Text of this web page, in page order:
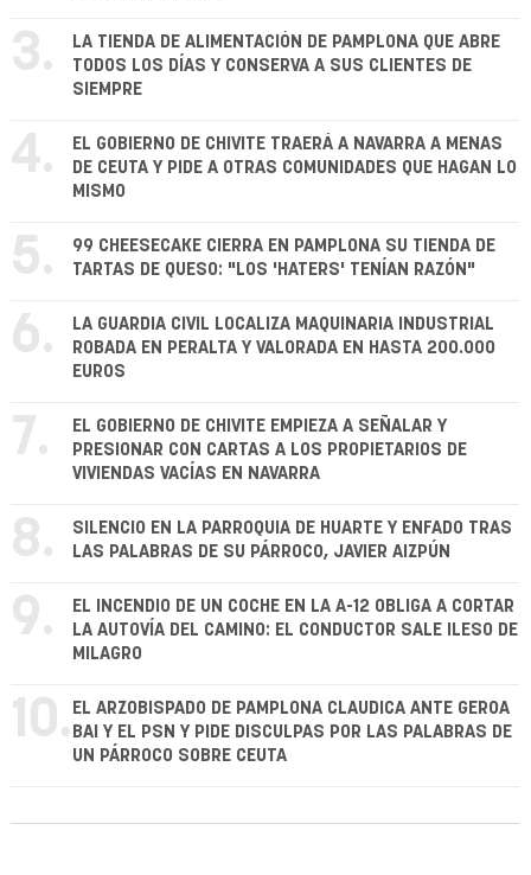
3.
LA TIENDA DE ALIMENTACIÓN DE PAMPLONA QUE ABRE
TODOS LOS DÍAS Y CONSERVA A SUS CLIENTES DE
SIEMPRE
4.
EL GOBIERNO DE CHIVITE TRAERÁ A NAVARRA A MENAS
DE CEUTA Y PIDE A OTRAS COMUNIDADES QUE HAGAN LO
MISMO
5.
99 CHEESECAKE CIERRA EN PAMPLONA SU TIENDA DE
TARTAS DE QUESO: "LOS 'HATERS' TENÍAN RAZÓN"
6.
LA GUARDIA CIVIL LOCALIZA MAQUINARIA INDUSTRIAL
ROBADA EN PERALTA Y VALORADA EN HASTA 200.000
EUROS
7.
EL GOBIERNO DE CHIVITE EMPIEZA A SEÑALAR Y
PRESIONAR CON CARTAS A LOS PROPIETARIOS DE
VIVIENDAS VACÍAS EN NAVARRA
8.
SILENCIO EN LA PARROQUIA DE HUARTE Y ENFADO TRAS
LAS PALABRAS DE SU PÁRROCO, JAVIER AIZPÚN
9.
EL INCENDIO DE UN COCHE EN LA A-12 OBLIGA A CORTAR
LA AUTOVÍA DEL CAMINO: EL CONDUCTOR SALE ILESO DE
MILAGRO
10. EL ARZOBISPADO DE PAMPLONA CLAUDICA ANTE GEROA
BAI Y EL PSN Y PIDE DISCULPAS POR LAS PALABRAS DE
UN PÁRROCO SOBRE CEUTA